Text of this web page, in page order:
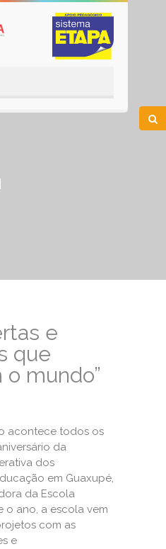
e
que
mundo”
acontece todos os
da
dos
em Guaxupé,
da Escola
o ano, a escola vem
com as
e